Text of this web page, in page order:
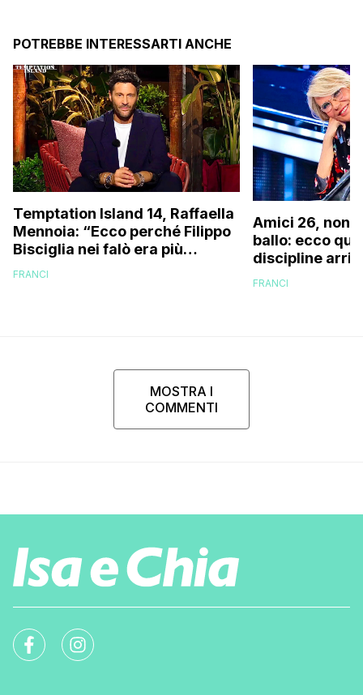
POTREBBE INTERESSARTI ANCHE
Temptation Island 14, Raffaella
Mennoia: “Ecco perché Filippo
Bisciglia nei falò era più
coinvolto del solito”
FRANCI
Amici 26, non
ballo: ecco
discipline
scuola!
FRANCI
MOSTRA I
COMMENTI